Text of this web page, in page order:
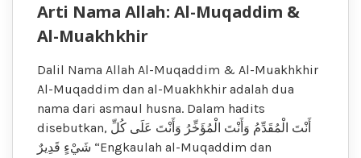
Arti Nama Allah: Al-Muqaddim &
Al-Muakhkhir
Dalil Nama Allah Al-Muqaddim & Al-Muakhkhir
Al-Muqaddim dan al-Muakhkhir adalah dua
nama dari asmaul husna. Dalam hadits
disebutkan, أَنْتَ الْمُقَدِّمُ وَأَنْتَ الْمُؤَخِّرُ وَأَنْتَ عَلَى كُلِّ
شَيْءٍ قَدِيرٌ “Engkaulah al-Muqaddim dan